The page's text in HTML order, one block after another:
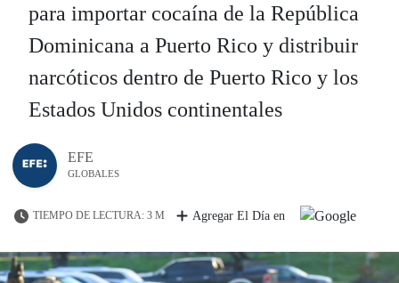
para importar cocaína de la República
Dominicana a Puerto Rico y distribuir
narcóticos dentro de Puerto Rico y los
Estados Unidos continentales
EFE
GLOBALES
TIEMPO DE LECTURA: 3 M Agregar El Día en